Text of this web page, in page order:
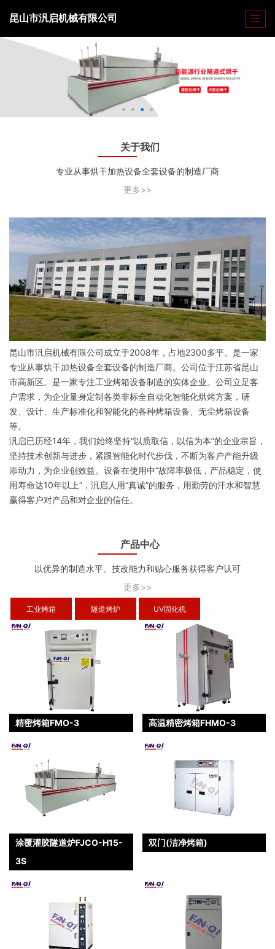
昆山市汎启机械有限公司
关于我们
专业从事烘干加热设备全套设备的制造厂商
更多>>
昆山市汎启机械有限公司成立于2008年，占地2300多平。是一家
专业从事烘干加热设备全套设备的制造厂商。公司位于江苏省昆山
市高新区。 是一家专注工业烤箱设备制造的实体企业。公司立足客
户需求，为企业量身定制各类非标全自动化智能化烘烤方案，研
发、设计、生产标准化和智能化的各种烤箱设备、无尘烤箱设备
等。
汎启已历经14年，我们始终坚持“以质取信，以信为本”的企业宗旨，
坚持技术创新与进步，紧跟智能化时代步伐，不断为客户产能升级
添动力，为企业创效益。设备在使用中“故障率极低，产品稳定，使
用寿命达10年以上”，汎启人用“真诚”的服务，用勤劳的汗水和智慧
赢得客户对产品和对企业的信任。
产品中心
以优异的制造水平、技改能力和贴心服务获得客户认可
更多>>
工业烤箱 隧道烤炉 UV固化机
精密烤箱FMO-3 高温精密烤箱FHMO-3
涂覆灌胶隧道炉FJCO-H15-
3S
双门(洁净烤箱)